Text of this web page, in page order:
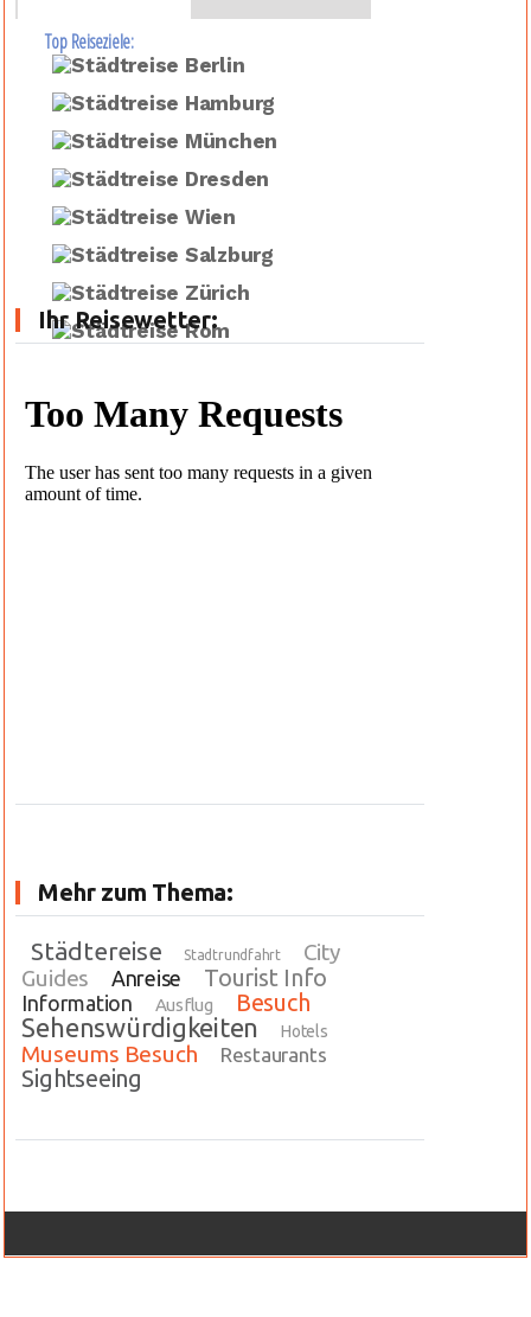
Top Reiseziele:
Ihr Reisewetter:
Mehr zum Thema:
Städtereise Stadtrundfahrt
City
Guides
Anreise Tourist Info
Information Ausflug Besuch
Sehenswürdigkeiten Hotels
Museums Besuch Restaurants
Sightseeing